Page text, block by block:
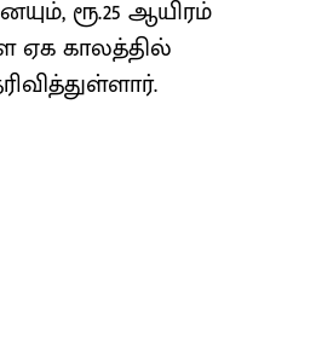
ரூ.25 ஆயிரம்
ஏக காலத்தில்